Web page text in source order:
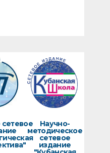
Научно-
методическое
сетевое
издание